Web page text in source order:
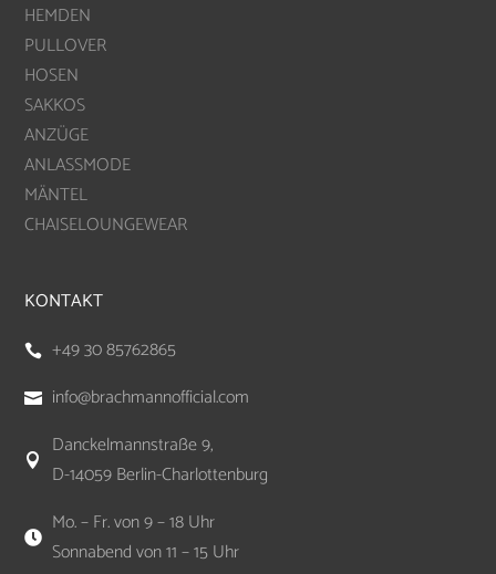
HEMDEN
PULLOVER
HOSEN
SAKKOS
ANZÜGE
ANLASSMODE
MÄNTEL
CHAISELOUNGEWEAR
KONTAKT
 +49 30 85762865
 info@brachmannofficial.com

Danckelmannstraße 9,
D-14059 Berlin-Charlottenburg

Mo. – Fr. von 9 – 18 Uhr
Sonnabend von 11 – 15 Uhr